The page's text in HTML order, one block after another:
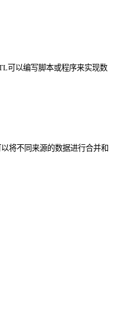
可以编写脚本或程序来实现数
将不同来源的数据进行合并和